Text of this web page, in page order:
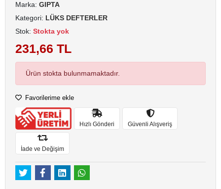
Marka: GIPTA
Kategori: LÜKS DEFTERLER
Stok: Stokta yok
231,66 TL
Ürün stokta bulunmamaktadır.
Favorilerime ekle
Hızlı Gönderi Güvenli Alışveriş
İade ve Değişim